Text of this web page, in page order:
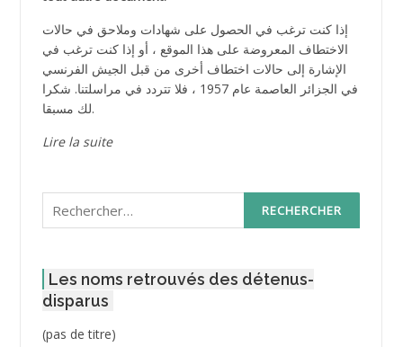
إذا كنت ترغب في الحصول على شهادات وملاحق في حالات
الاختطاف المعروضة على هذا الموقع ، أو إذا كنت ترغب في
الإشارة إلى حالات اختطاف أخرى من قبل الجيش الفرنسي
في الجزائر العاصمة عام 1957 ، فلا تتردد في مراسلتنا. شكرا
لك مسبقا.
Lire la suite
Rechercher :
Les noms retrouvés des détenus-
disparus
(pas de titre)Post